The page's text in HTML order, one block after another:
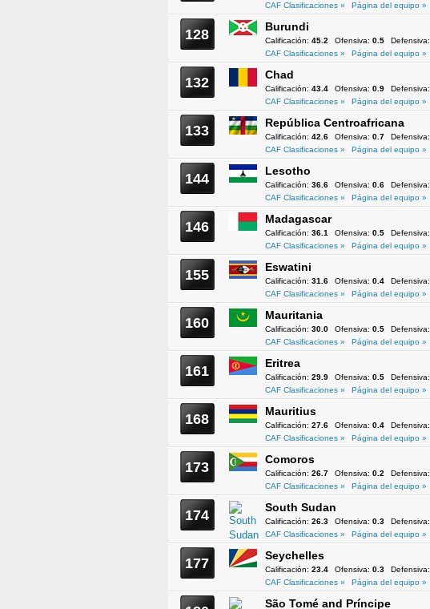
CAF Clasificaciones »
Página del equipo »
128 Burundi
Calificación: 45.2 Ofensiva: 0.5 Defensiva:
CAF Clasificaciones »
Página del equipo »
132 Chad
Calificación: 43.4 Ofensiva: 0.9 Defensiva:
CAF Clasificaciones »
Página del equipo »
133 República Centroafricana
Calificación: 42.6 Ofensiva: 0.7 Defensiva:
CAF Clasificaciones »
Página del equipo »
144 Lesotho
Calificación: 36.6 Ofensiva: 0.6 Defensiva:
CAF Clasificaciones »
Página del equipo »
146 Madagascar
Calificación: 36.1 Ofensiva: 0.5 Defensiva:
CAF Clasificaciones »
Página del equipo »
155 Eswatini
Calificación: 31.6 Ofensiva: 0.4 Defensiva:
CAF Clasificaciones »
Página del equipo »
160 Mauritania
Calificación: 30.0 Ofensiva: 0.5 Defensiva:
CAF Clasificaciones »
Página del equipo »
161 Eritrea
Calificación: 29.9 Ofensiva: 0.5 Defensiva:
CAF Clasificaciones »
Página del equipo »
168 Mauritius
Calificación: 27.6 Ofensiva: 0.4 Defensiva:
CAF Clasificaciones »
Página del equipo »
173 Comoros
Calificación: 26.7 Ofensiva: 0.2 Defensiva:
CAF Clasificaciones »
Página del equipo »
174 South Sudan
Calificación: 26.3 Ofensiva: 0.3 Defensiva:
CAF Clasificaciones »
Página del equipo »
177 Seychelles
Calificación: 23.4 Ofensiva: 0.3 Defensiva:
CAF Clasificaciones »
Página del equipo »
São Tomé and Príncipe